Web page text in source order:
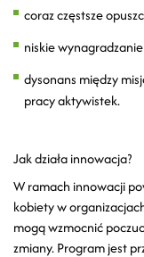
coraz częstsze
niskie
dysonans między
pracy aktywistek.
Jak działa innowacja?
W ramach innowacji
kobiety w
mogą wzmocnić
zmiany. Program jest